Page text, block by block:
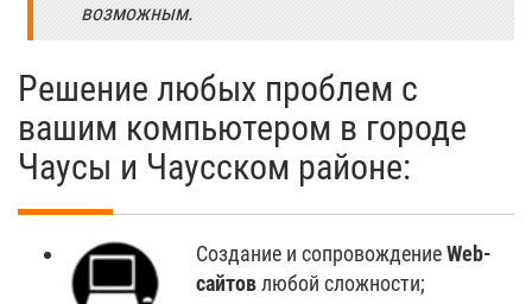
возможным.
Решение любых проблем с
вашим компьютером в городе
Чаусы и Чаусском районе:
Создание и сопровождениеWeb-
сайтовлюбой сложности;